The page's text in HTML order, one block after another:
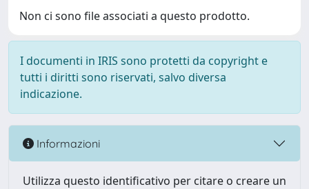
Non ci sono file associati a questo prodotto.
I documenti in IRIS sono protetti da copyright e
tutti i diritti sono riservati, salvo diversa
indicazione.
Informazioni
Utilizza questo identificativo per citare o creare un